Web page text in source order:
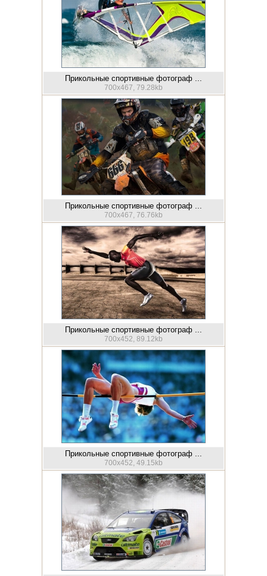
Прикольные спортивные фотограф ...
700x467, 79.28kb
Прикольные спортивные фотограф ...
700x467, 76.76kb
Прикольные спортивные фотограф ...
700x452, 89.12kb
Прикольные спортивные фотограф ...
700x452, 49.15kb